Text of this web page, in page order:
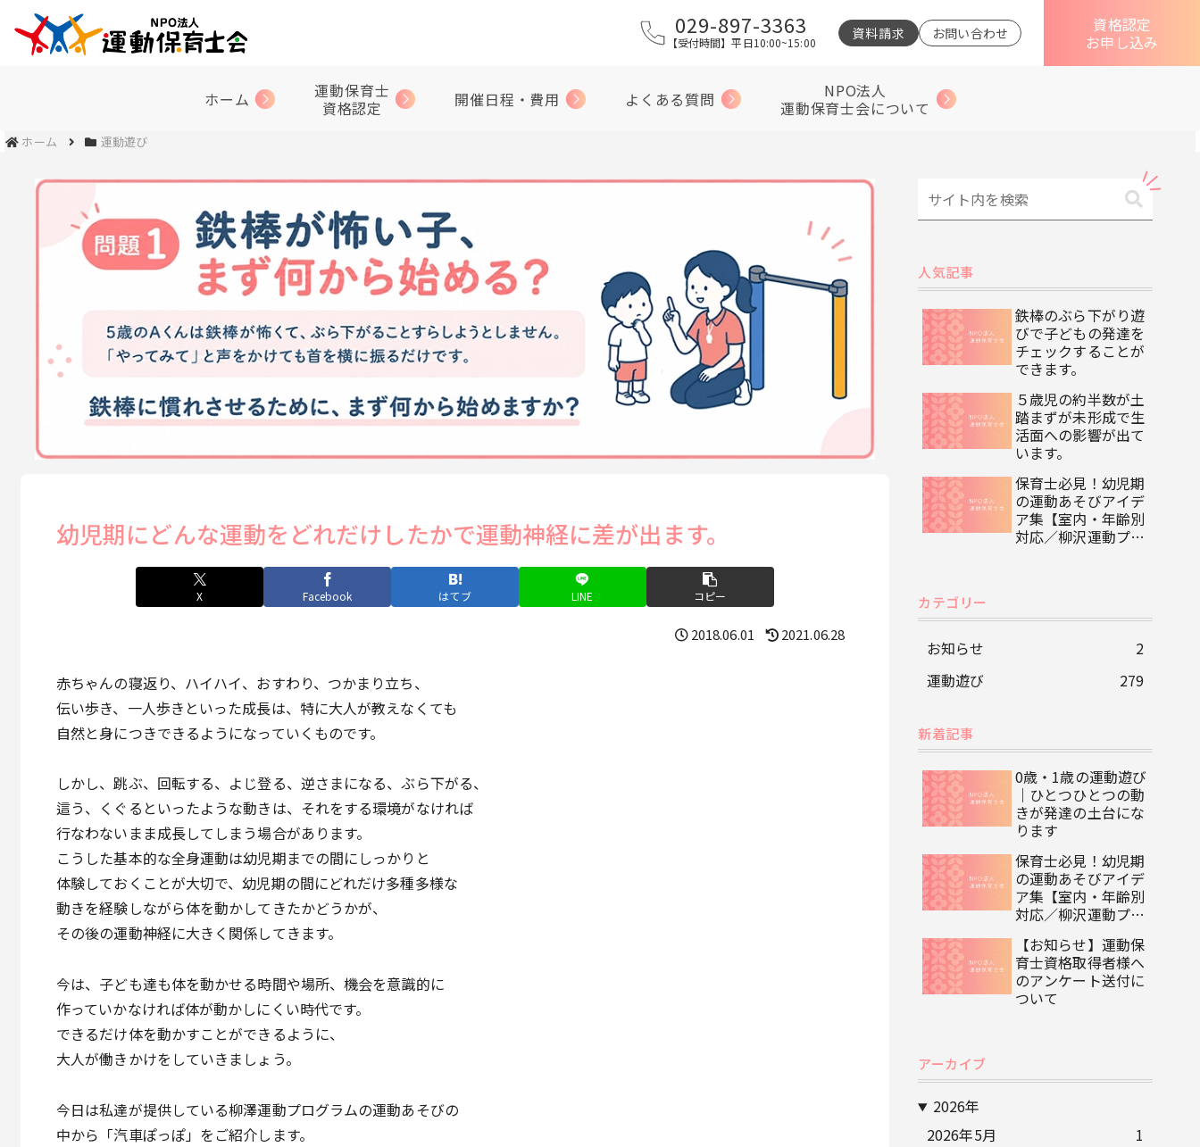
029-897-3363
【受付時間】平日10:00~15:00
資料請求 お問い合わせ
資格認定
お申し込み
ホーム
運動保育士
資格認定
開催日程・費用 よくある質問
NPO法人
運動保育士会について
ホーム 運動遊び
幼児期にどんな運動をどれだけしたかで運動神経に差が出ます。
X Facebook はてブ LINE コピー
2018.06.01 2021.06.28
赤ちゃんの寝返り、ハイハイ、おすわり、つかまり立ち、
伝い歩き、一人歩きといった成長は、特に大人が教えなくても
自然と身につきできるようになっていくものです。
しかし、跳ぶ、回転する、よじ登る、逆さまになる、ぶら下がる、
這う、くぐるといったような動きは、それをする環境がなければ
行なわないまま成長してしまう場合があります。
こうした基本的な全身運動は幼児期までの間にしっかりと
体験しておくことが大切で、幼児期の間にどれだけ多種多様な
動きを経験しながら体を動かしてきたかどうかが、
その後の運動神経に大きく関係してきます。
今は、子ども達も体を動かせる時間や場所、機会を意識的に
作っていかなければ体が動かしにくい時代です。
できるだけ体を動かすことができるように、
大人が働きかけをしていきましょう。
今日は私達が提供している柳澤運動プログラムの運動あそびの
中から「汽車ぽっぽ」をご紹介します。
人気記事
鉄棒のぶら下がり遊
びで子どもの発達を
チェックすることが
できます。
５歳児の約半数が土
踏まずが未形成で生
活面への影響が出て
います。
保育士必見！幼児期
の運動あそびアイデ
ア集【室内・年齢別
対応／柳沢運動プロ
カテゴリー
お知らせ
2
運動遊び
279
新着記事
0歳・1歳の運動遊び
｜ひとつひとつの動
きが発達の土台にな
ります
保育士必見！幼児期
の運動あそびアイデ
ア集【室内・年齢別
対応／柳沢運動プロ
【お知らせ】運動保
育士資格取得者様へ
のアンケート送付に
ついて
アーカイブ
2026年
2026年5月
1